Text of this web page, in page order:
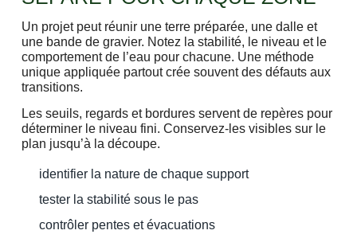
Un projet peut réunir une terre préparée, une dalle et
une bande de gravier. Notez la stabilité, le niveau et le
comportement de l’eau pour chacune. Une méthode
unique appliquée partout crée souvent des défauts aux
transitions.
Les seuils, regards et bordures servent de repères pour
déterminer le niveau fini. Conservez-les visibles sur le
plan jusqu’à la découpe.
identifier la nature de chaque support
tester la stabilité sous le pas
contrôler pentes et évacuations